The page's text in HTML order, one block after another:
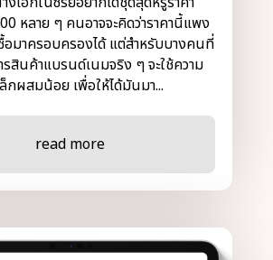
หลาย ๆ คนอาจจะคิดว่าราคานี้แพง
อมาครอบครองได้ แต่สำหรับบางคนที่
สินค้าแบรนด์เนมจริง ๆ จะใช้ความ
กผสมน้อย เพื่อให้ได้มันมา...
read more